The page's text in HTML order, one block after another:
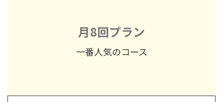
月8回プラン
一番人気のコース